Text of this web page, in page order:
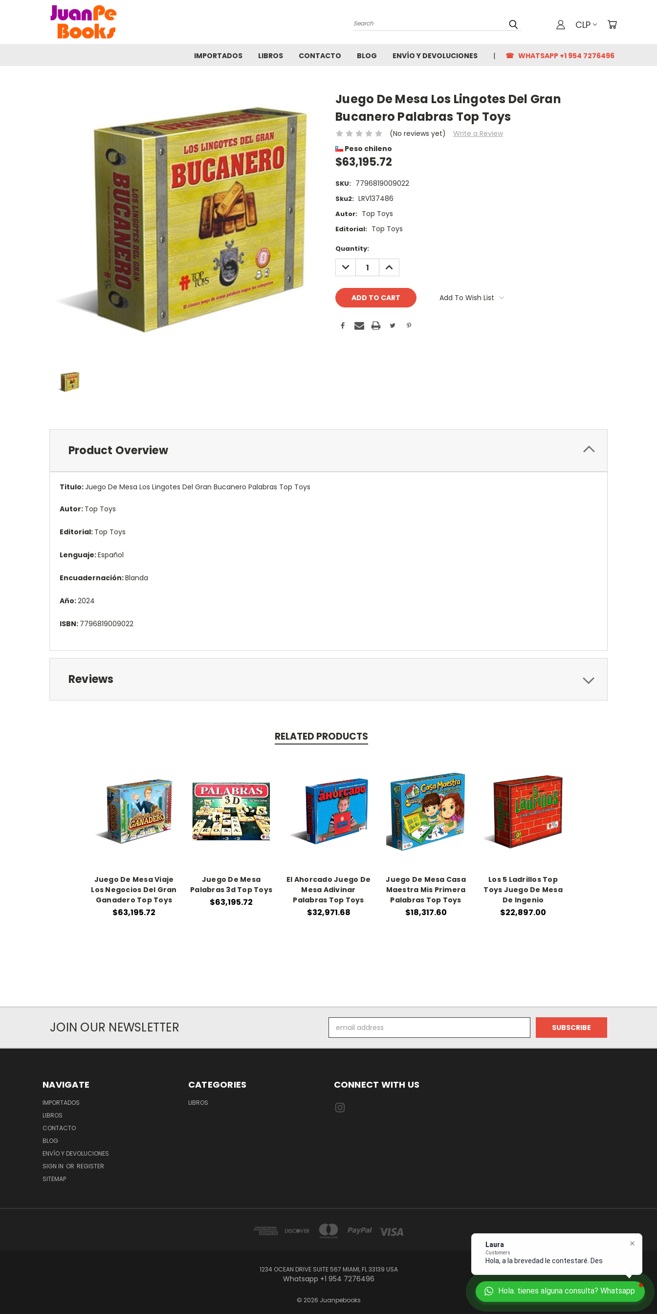
Search CLP
IMPORTADOS LIBROS CONTACTO BLOG ENVÍO Y DEVOLUCIONES ☎ WHATSAPP +1 954 7276496
Juego De Mesa Los Lingotes Del Gran
Bucanero Palabras Top Toys
(No reviews yet)
Write a Review
Peso chileno
$63,195.72
SKU: 7796819009022
Sku2: LRV137486
Autor: Top Toys
Editorial: Top Toys
Current
Stock:
Quantity:
DECREASE
QUANTITY:
INCREASE
QUANTITY:
Add To Wish List
Product Overview
Titulo:Juego De Mesa Los Lingotes Del Gran Bucanero Palabras Top Toys
Autor: Top Toys
Editorial: Top Toys
Lenguaje:Español
Encuadernación:Blanda
Año:2024
ISBN: 7796819009022
Reviews
RELATED PRODUCTS
Juego De Mesa Viaje
Los Negocios Del Gran
Ganadero Top Toys
$63,195.72
Juego De Mesa
Palabras 3d Top Toys
$63,195.72
El Ahorcado Juego De
Mesa Adivinar
Palabras Top Toys
$32,971.68
Juego De Mesa Casa
Maestra Mis Primera
Palabras Top Toys
$18,317.60
Los 5 Ladrillos Top
Toys Juego De Mesa
De Ingenio
$22,897.00
JOIN OUR NEWSLETTER
Address
NAVIGATE
IMPORTADOS
LIBROS
CONTACTO
BLOG
ENVÍO Y DEVOLUCIONES
SIGN IN OR REGISTER
SITEMAP
CATEGORIES
LIBROS
CONNECT WITH US
1234 OCEAN DRIVE SUITE 567 MIAMI, FL 33139 USA
Whatsapp +1 954 7276496
© 2026 Juanpebooks